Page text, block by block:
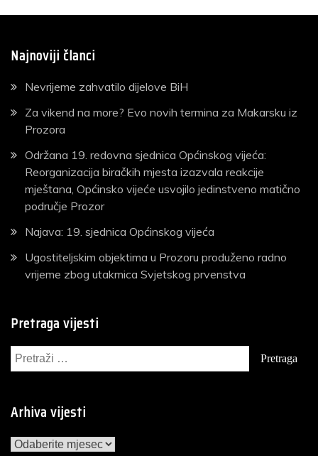
Najnoviji članci
Nevrijeme zahvatilo dijelove BiH
Za vikend na more? Evo novih termina za Makarsku iz
Prozora
Održana 19. redovna sjednica Općinskog vijeća:
Reorganizacija biračkih mjesta izazvala reakcije
mještana, Općinsko vijeće usvojilo jedinstveno matično
područje Prozor
Najava: 19. sjednica Općinskog vijeća
Ugostiteljskim objektima u Prozoru produženo radno
vrijeme zbog utakmica Svjetskog prvenstva
Pretraga vijesti
Pretraga:
Arhiva vijesti
Arhiva